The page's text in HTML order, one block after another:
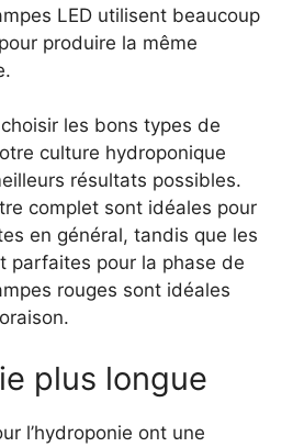
LED utilisent beaucoup
produire la même
les bons types de
culture hydroponique
résultats possibles.
complet sont idéales pour
en général, tandis que les
parfaites pour la phase de
rouges sont idéales
plus longue
l’hydroponie ont une